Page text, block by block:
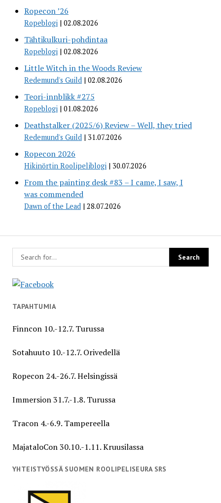
Ropecon ’26
Ropeblogi 02.08.2026
Tähtikulkuri-pohdintaa
Ropeblogi 02.08.2026
Little Witch in the Woods Review
Redemund's Guild 02.08.2026
Teori-innblikk #275
Ropeblogi 01.08.2026
Deathstalker (2025/6) Review – Well, they tried
Redemund's Guild 31.07.2026
Ropecon 2026
Hikinörtin Roolipeliblogi 30.07.2026
From the painting desk #83 – I came, I saw, I
was commended
Dawn of the Lead 28.07.2026
TAPAHTUMIA
Finncon 10.-12.7. Turussa
Sotahuuto 10.-12.7. Orivedellä
Ropecon 24.-26.7. Helsingissä
Immersion 31.7.-1.8. Turussa
Tracon 4.-6.9. Tampereella
MajataloCon 30.10.-1.11. Kruusilassa
YHTEISTYÖSSÄ SUOMEN ROOLIPELISEURA SRS